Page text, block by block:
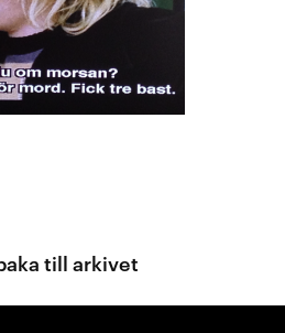
till arkivet